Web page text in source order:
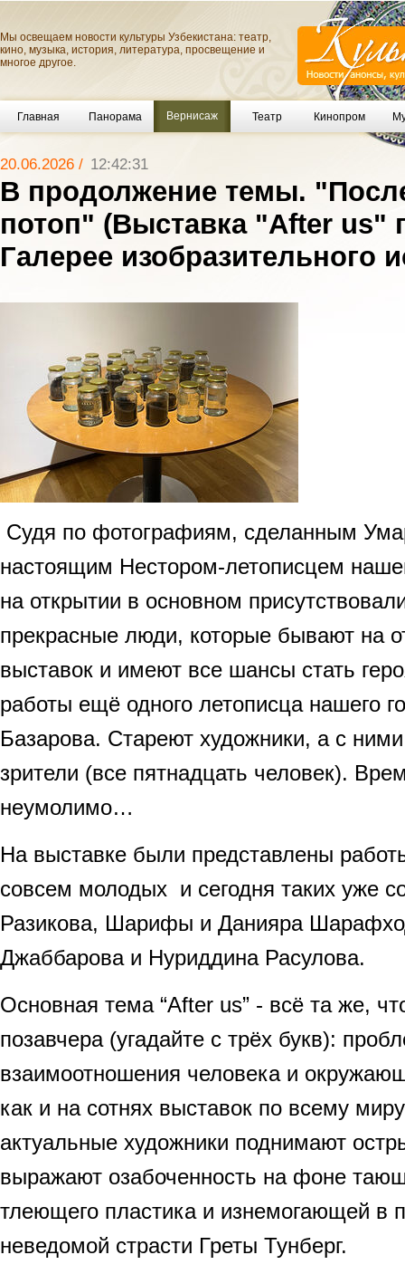
Мы освещаем новости культуры Узбекистана: театр,
кино, музыка, история, литература, просвещение и
многое другое.
Главная Панорама Вернисаж Театр Кинопром
20.06.2026 / 12:42:31
В продолжение темы.
потоп" (Выставка "After us"
Галерее изобразительного
Судя по фотографиям, сделанным
настоящим Нестором-летописцем
на открытии в основном
прекрасные люди, которые бывают на
выставок и имеют все шансы стать
работы ещё одного летописца нашего
Базарова. Стареют художники, а с
зрители (все пятнадцать человек).
неумолимо…
На выставке были представлены
совсем молодых и сегодня таких уже
Разикова, Шарифы и Данияра
Джаббарова и Нуриддина Расулова.
Основная тема “After us” - всё та же,
позавчера (угадайте с трёх букв):
взаимоотношения человека и
как и на сотнях выставок по всему
актуальные художники поднимают
выражают озабоченность на фоне
тлеющего пластика и изнемогающей в
неведомой страсти Греты Тунберг.